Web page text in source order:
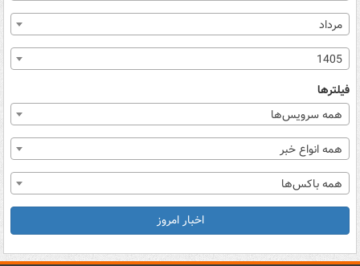
مرداد
1405
فیلترها
همه سرویس‌ها
همه انواع خبر
همه باکس‌ها
اخبار امروز